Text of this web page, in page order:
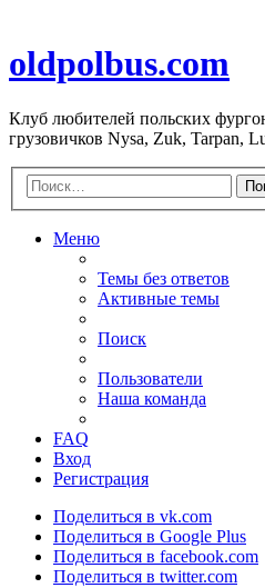
oldpolbus.com
Клуб любителей польских
грузовичков Nysa, Zuk, Tarpan,
Меню
Темы без ответов
Активные темы
Поиск
Пользователи
Наша команда
FAQ
Вход
Регистрация
Поделиться в vk.com
Поделиться в Google Plus
Поделиться в facebook.com
Поделиться в twitter.com